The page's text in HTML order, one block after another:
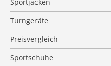
Turngeräte
Preisvergleich
Sportschuhe